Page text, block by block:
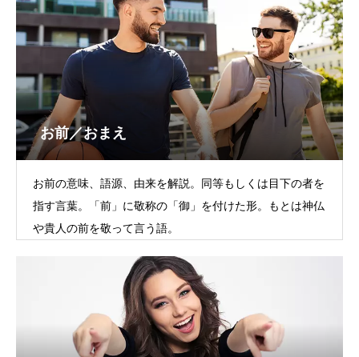
お前／おまえ
お前の意味、語源、由来を解説。同等もしくは目下の者を
指す言葉。「前」に敬称の「御」を付けた形。もとは神仏
や貴人の前を敬って言う語。